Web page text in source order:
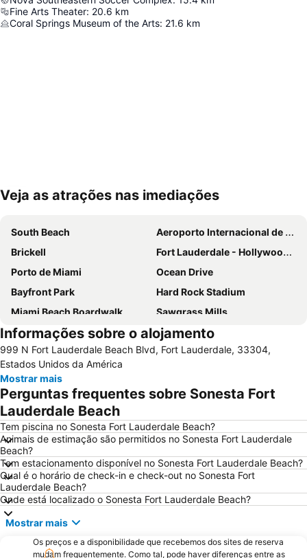
Fine Arts Theater: 20.6 km
Coral Springs Museum of the Arts: 21.6 km
Ampliar mapa
Veja as atrações nas imediações
South Beach
Aeroporto Internacional de Miami
Brickell
Fort Lauderdale - Hollywood International Airport
Porto de Miami
Ocean Drive
Bayfront Park
Hard Rock Stadium
Miami Beach Boardwalk
Sawgrass Mills
Lincoln Road
Dolphin Mall
Miami Beach Marina
Bayside Marketplace
Centro de Miami
Coconut Grove
Aventura Mall
Brickell Avenue
Port Everglades
Collins Avenue
Design District
Wynwood-Edgewater
Bal Harbour Shops
Miami Beach Convention Center
Miami Beach Gay Pride
FORT LAUDERDALE INTERNATIONAL BOAT SHOW
Ultra Music Festival
Keys Islands
Informações sobre o alojamento
999 N Fort Lauderdale Beach Blvd, Fort Lauderdale, 33304,
Estados Unidos da América
Mostrar mais
Perguntas frequentes sobre Sonesta Fort
Lauderdale Beach
Tem piscina no Sonesta Fort Lauderdale Beach?
Animais de estimação são permitidos no Sonesta Fort Lauderdale
Beach?
Tem estacionamento disponível no Sonesta Fort Lauderdale Beach?
Qual é o horário de check-in e check-out no Sonesta Fort
Lauderdale Beach?
Onde está localizado o Sonesta Fort Lauderdale Beach?
Mostrar mais
Os preços e a disponibilidade que recebemos dos sites de reserva
mudam frequentemente. Como tal, pode haver diferenças entre as